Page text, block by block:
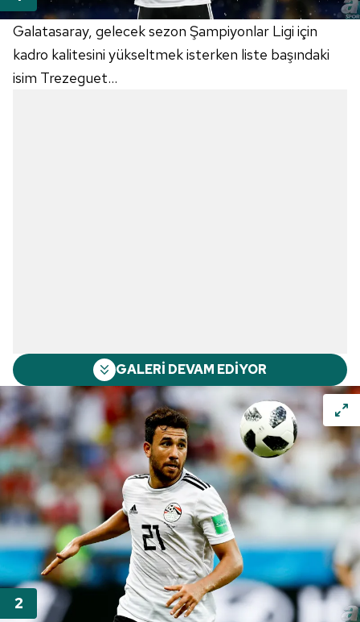
Galatasaray, gelecek sezon Şampiyonlar Ligi için
kadro kalitesini yükseltmek isterken liste başındaki
isim Trezeguet...
GALERİ DEVAM EDİYOR